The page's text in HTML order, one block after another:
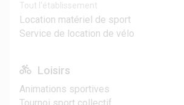
Tout l'établissement
Location matériel de sport
Service de location de vélo
Loisirs
Animations sportives